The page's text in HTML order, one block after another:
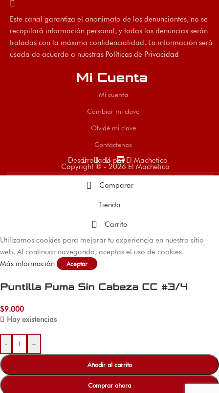
Este canal garantiza el anonimato de los denunciantes, no se
recopilará información personal, y todas las denuncias serán
tratadas con la máxima confidencialidad. La información será
usada de acuerdo a nuestras Políticas de Privacidad
Mi Cuenta
Mi cuenta
Cambiar mi clave
Olvidé mi clave
Contáctenos
store
Desarrollado por El Machetico
Copyright ® - 2026 El Machetico
Comparar
Tienda
Carrito
Utilizamos cookies para mejorar tu experiencia en nuestro sitio
web. Al continuar navegando, aceptas el uso de cookies.
Más información
Aceptar
Puntilla Puma Sin Cabeza CC #3/4
$9.000
Hay existencias
- +
Añadir al carrito
Comprar ahora